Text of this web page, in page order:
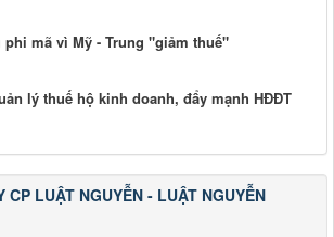
mã vì Mỹ - Trung "giảm thuế"
lý thuế hộ kinh doanh, đẩy mạnh HĐĐT
CP LUẬT NGUYỄN - LUẬT NGUYỄN